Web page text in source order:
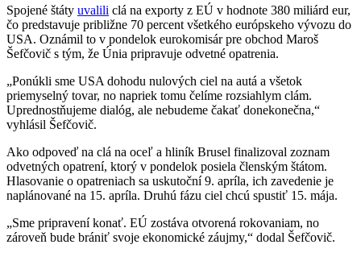
Spojené štáty uvalili clá na exporty z EÚ v hodnote 380 miliárd eur,
čo predstavuje približne 70 percent všetkého európskeho vývozu do
USA. Oznámil to v pondelok eurokomisár pre obchod Maroš
Šefčovič s tým, že Únia pripravuje odvetné opatrenia.
„Ponúkli sme USA dohodu nulových ciel na autá a všetok
priemyselný tovar, no napriek tomu čelíme rozsiahlym clám.
Uprednostňujeme dialóg, ale nebudeme čakať donekonečna,“
vyhlásil Šefčovič.
Ako odpoveď na clá na oceľ a hliník Brusel finalizoval zoznam
odvetných opatrení, ktorý v pondelok posiela členským štátom.
Hlasovanie o opatreniach sa uskutoční 9. apríla, ich zavedenie je
naplánované na 15. apríla. Druhú fázu ciel chcú spustiť 15. mája.
„Sme pripravení konať. EÚ zostáva otvorená rokovaniam, no
zároveň bude brániť svoje ekonomické záujmy,“ dodal Šefčovič.